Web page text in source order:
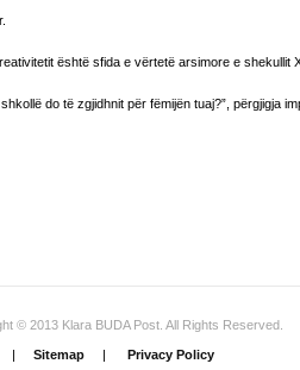
është sfida e vërtetë arsimore e shekullit
do të zgjidhnit për fëmijën tuaj?”, përgjigja
© 2013 Klara BUDA Post. All Rights Reserved.
Sitemap Privacy Policy